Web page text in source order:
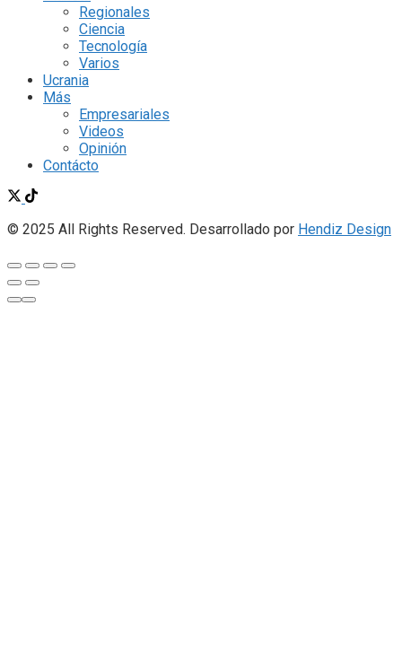
Regionales
Ciencia
Tecnología
Varios
Ucrania
Más
Empresariales
Videos
Opinión
Contácto
© 2025 All Rights Reserved. Desarrollado por Hendiz Design